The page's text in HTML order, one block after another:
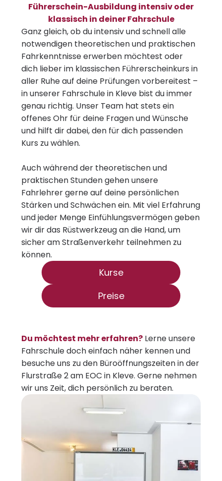
Führerschein-Ausbildung intensiv oder
klassisch in deiner Fahrschule
Ganz gleich, ob du intensiv und schnell alle
notwendigen theoretischen und praktischen
Fahrkenntnisse erwerben möchtest oder
dich lieber im klassischen Führerscheinkurs in
aller Ruhe auf deine Prüfungen vorbereitest –
in unserer Fahrschule in Kleve bist du immer
genau richtig. Unser Team hat stets ein
offenes Ohr für deine Fragen und Wünsche
und hilft dir dabei, den für dich passenden
Kurs zu wählen.
Auch während der theoretischen und
praktischen Stunden gehen unsere
Fahrlehrer gerne auf deine persönlichen
Stärken und Schwächen ein. Mit viel Erfahrung
und jeder Menge Einfühlungsvermögen geben
wir dir das Rüstwerkzeug an die Hand, um
sicher am Straßenverkehr teilnehmen zu
können.
Kurse
Preise
Du möchtest mehr erfahren?Lerne unsere
Fahrschule doch einfach näher kennen und
besuche uns zu den Büroöffnungszeiten in der
Flurstraße 2 am EOC in Kleve. Gerne nehmen
wir uns Zeit, dich persönlich zu beraten.